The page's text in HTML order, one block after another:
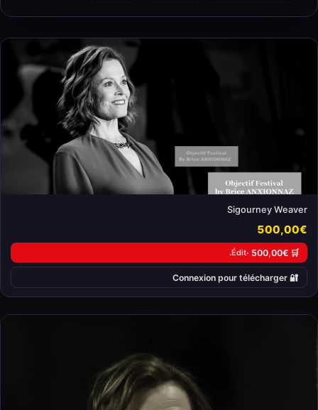
Sigourney Weaver
500,00€
🛒 500,00€ ·
Édit.
🔐 Connexion pour télécharger